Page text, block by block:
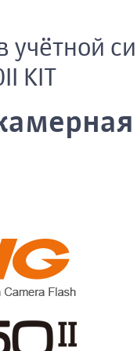
учётной
KIT